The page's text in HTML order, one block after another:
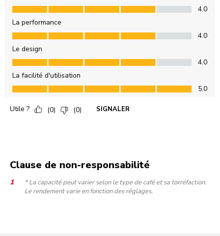
Clause de non-responsabilité
* La capacité peut varier selon le type de café et sa torréfaction.
Le rendement varie en fonction des réglages.